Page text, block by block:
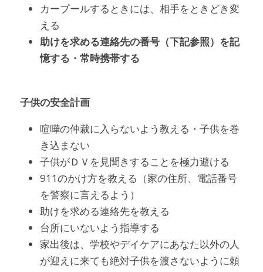
カープールするときには、相手をときどき変
える
助けを求める連絡先の番号（下記参照）を記
憶する・常時携帯する
子供の安全計画
喧嘩の仲裁に入らないよう教える・子供を巻
き込まない
子供がＤＶを見聞きすることを極力避ける
911のかけ方を教える（家の住所、電話番号
を警察に言えるよう）
助けを求める連絡先を教える
台所にいないよう指導する
家出後は、学校やデイケアにあなた以外の人
が迎えに来ても絶対子供を渡さないように頼